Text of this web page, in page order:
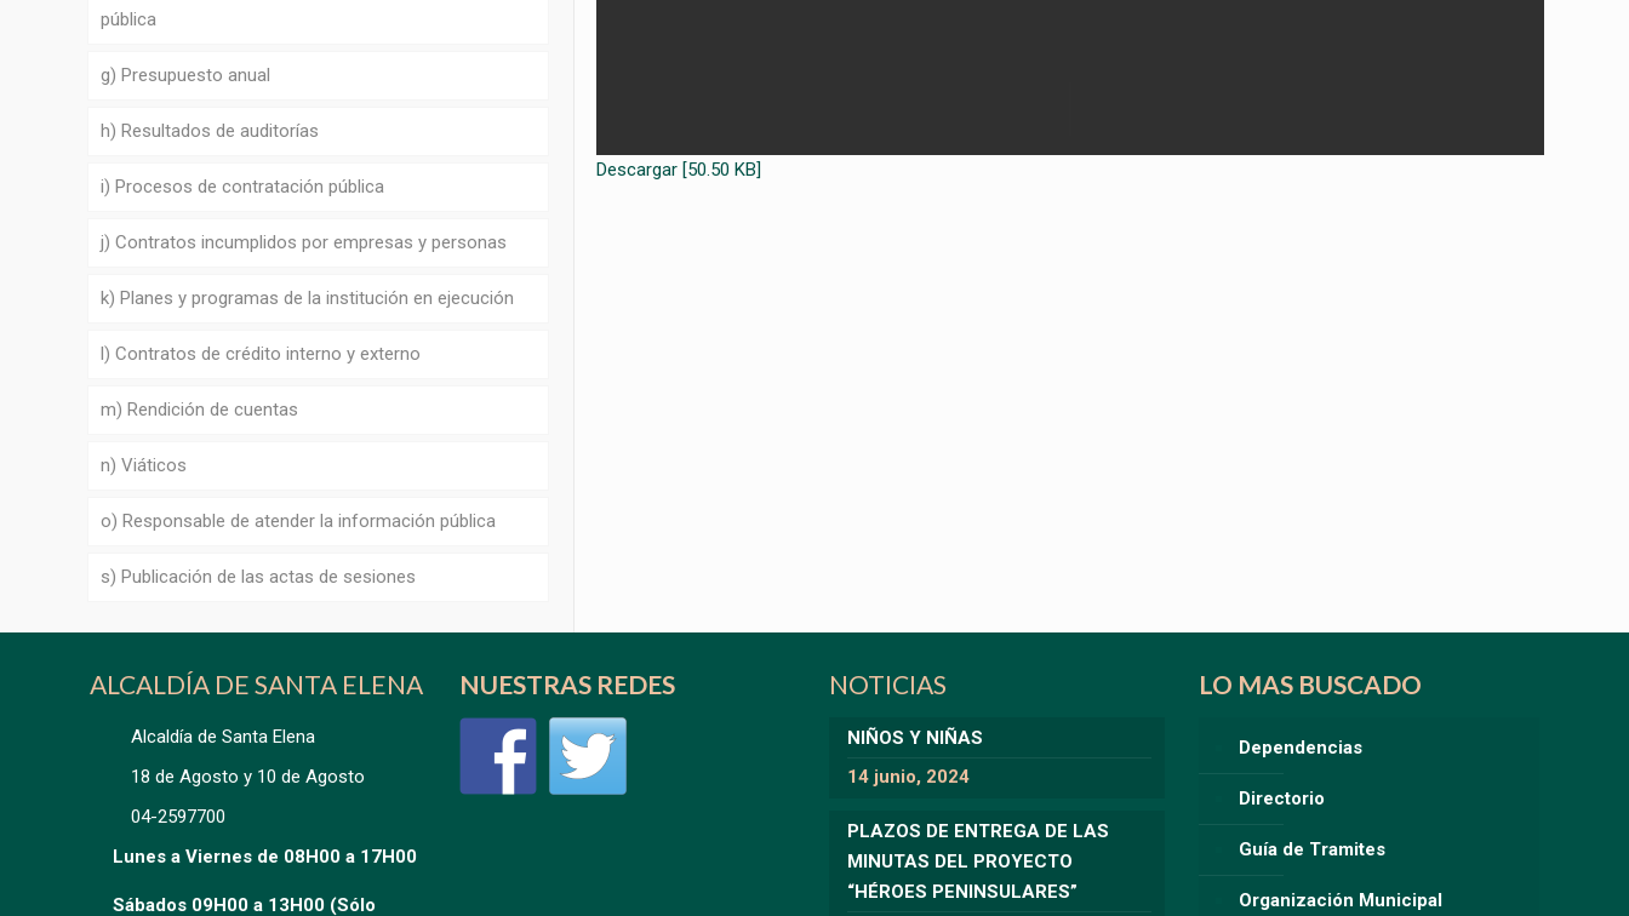
Descargar [50.50 KB]
pública
g) Presupuesto anual
h) Resultados de auditorías
i) Procesos de contratación pública
j) Contratos incumplidos por empresas y personas
k) Planes y programas de la institución en ejecución
l) Contratos de crédito interno y externo
m) Rendición de cuentas
n) Viáticos
o) Responsable de atender la información pública
s) Publicación de las actas de sesiones
ALCALDÍA DE SANTA ELENA
Alcaldía de Santa Elena
18 de Agosto y 10 de Agosto
04-2597700
Lunes a Viernes de 08H00 a 17H00
Sábados 09H00 a 13H00 (Sólo
NUESTRAS REDES NOTICIAS
NIÑOS Y NIÑAS
14 junio, 2024
PLAZOS DE ENTREGA DE LAS
MINUTAS DEL PROYECTO
“HÉROES PENINSULARES”
LO MAS BUSCADO
Dependencias
Directorio
Guía de Tramites
Organización Municipal